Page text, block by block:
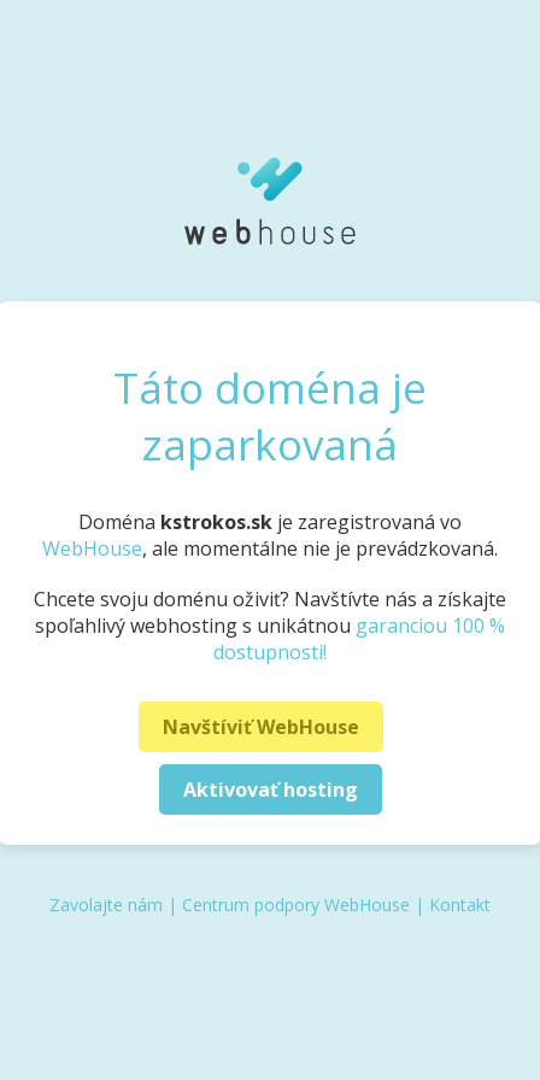
Táto doména je
zaparkovaná
Doména kstrokos.sk je zaregistrovaná vo
WebHouse, ale momentálne nie je prevádzkovaná.
Chcete svoju doménu oživiť? Navštívte nás a získajte
spoľahlivý webhosting s unikátnou garanciou 100 %
dostupnosti!
Navštíviť WebHouse
Aktivovať hosting
Zavolajte nám | Centrum podpory WebHouse | Kontakt